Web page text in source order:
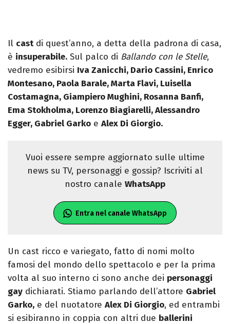
Il castdi quest’anno, a detta della padrona di casa,
è insuperabile. Sul palco di Ballando con le Stelle,
vedremo esibirsi Iva Zanicchi, Dario Cassini, Enrico
Montesano, Paola Barale, Marta Flavi, Luisella
Costamagna, Giampiero Mughini, Rosanna Banfi,
Ema Stokholma, Lorenzo Biagiarelli, Alessandro
Egger, Gabriel Garko e Alex Di Giorgio.
Vuoi essere sempre aggiornato sulle ultime
news su TV, personaggi e gossip? Iscriviti al
nostro canale WhatsApp
Entra nel canale WhatsApp
Un cast ricco e variegato, fatto di nomi molto
famosi del mondo dello spettacolo e per la prima
volta al suo interno ci sono anche dei personaggi
gay dichiarati. Stiamo parlando dell’attore Gabriel
Garko, e del nuotatore Alex Di Giorgio, ed entrambi
si esibiranno in coppia con altri due ballerini